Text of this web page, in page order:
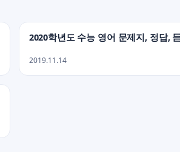
2020학년도 수능 영어 문제지, 정답,
2019.11.14